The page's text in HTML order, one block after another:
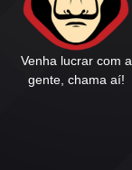
Venha lucrar com a
gente, chama aí!